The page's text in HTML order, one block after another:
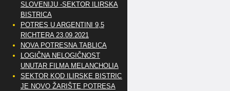
SLOVENIJU -SEKTOR ILIRSKA
BISTRICA
POTRES U ARGENTINI 9,5
RICHTERA 23.09.2021
NOVA POTRESNA TABLICA
LOGIČNA NELOGIČNOST
UNUTAR FILMA MELANCHOLIA
SEKTOR KOD ILIRSKE BISTRICE
JE NOVO ŽARIŠTE POTRESA